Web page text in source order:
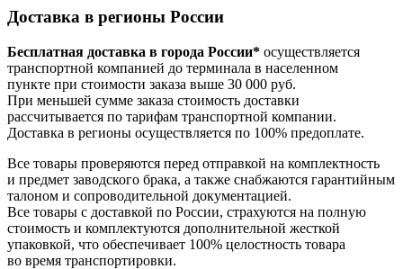
Доставка в регионы России
Бесплатная доставка в города России* осуществляется
транспортной компанией до терминала в населенном
пункте при стоимости заказа выше 30 000 руб.
При меньшей сумме заказа стоимость доставки
рассчитывается по тарифам транспортной компании.
Доставка в регионы осуществляется по 100% предоплате.
Все товары проверяются перед отправкой на комплектность
и предмет заводского брака, а также снабжаются гарантийным
талоном и сопроводительной документацией.
Все товары с доставкой по России, страхуются на полную
стоимость и комплектуются дополнительной жесткой
упаковкой, что обеспечивает 100% целостность товара
во время транспортировки.